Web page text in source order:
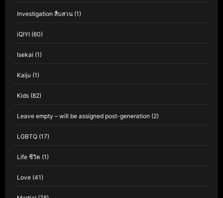
Investigation สืบสวน (1)
iQIYI (60)
Isekai (1)
Kaiju (1)
Kids (82)
Leave empty – will be assigned post-generation (2)
LGBTQ (17)
Life ชีวิต (1)
Love (41)